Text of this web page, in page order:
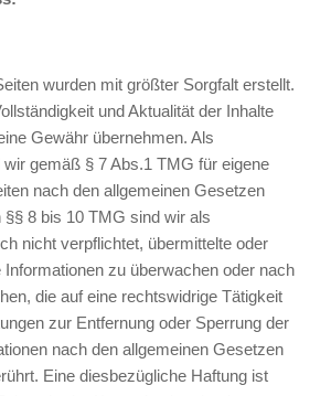
wurden mit größter Sorgfalt erstellt.
und Aktualität der Inhalte
Gewähr übernehmen. Als
gemäß § 7 Abs.1 TMG für eigene
nach den allgemeinen Gesetzen
8 bis 10 TMG sind wir als
nicht verpflichtet, übermittelte oder
zu überwachen oder nach
die auf eine rechtswidrige Tätigkeit
zur Entfernung oder Sperrung der
nach den allgemeinen Gesetzen
Eine diesbezügliche Haftung ist